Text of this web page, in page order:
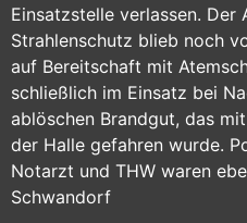
Einsatzstelle verlassen.
Strahlenschutz blieb noch
auf Bereitschaft mit
schließlich im Einsatz bei
ablöschen Brandgut, das
der Halle gefahren wurde.
Notarzt und THW waren
Schwandorf